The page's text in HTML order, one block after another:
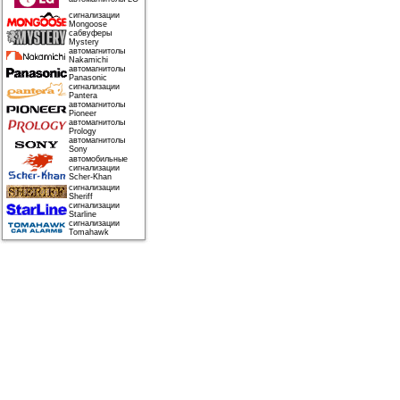
сигнализации
Mongoose
сабвуферы
Mystery
автомагнитолы
Nakamichi
автомагнитолы
Panasonic
сигнализации
Pantera
автомагнитолы
Pioneer
автомагнитолы
Prology
автомагнитолы
Sony
автомобильные
сигнализации
Scher-Khan
сигнализации
Sheriff
сигнализации
Starline
сигнализации
Tomahawk